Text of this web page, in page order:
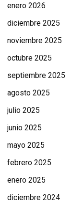
enero 2026
diciembre 2025
noviembre 2025
octubre 2025
septiembre 2025
agosto 2025
julio 2025
junio 2025
mayo 2025
febrero 2025
enero 2025
diciembre 2024